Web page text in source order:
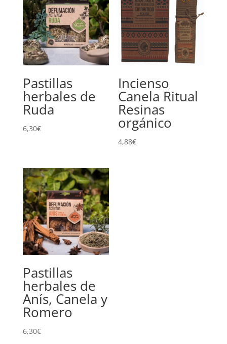
Pastillas
herbales de
Ruda
6,30€
Incienso
Canela Ritual
Resinas
orgánico
4,88€
Pastillas
herbales de
Anís, Canela y
Romero
6,30€